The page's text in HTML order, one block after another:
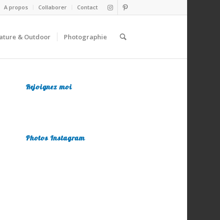
A propos Collaborer Contact
& Outdoor Photographie
Rejoignez moi
Photos Instagram